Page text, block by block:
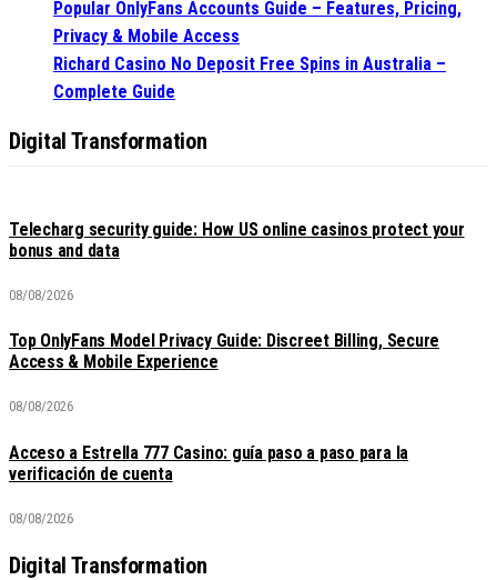
Popular OnlyFans Accounts Guide – Features, Pricing,
Privacy & Mobile Access
Richard Casino No Deposit Free Spins in Australia –
Complete Guide
Digital Transformation
Telecharg security guide: How US online casinos protect your
bonus and data
08/08/2026
Top OnlyFans Model Privacy Guide: Discreet Billing, Secure
Access & Mobile Experience
08/08/2026
Acceso a Estrella 777 Casino: guía paso a paso para la
verificación de cuenta
08/08/2026
Digital Transformation